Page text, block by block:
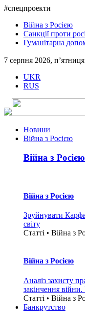
#спецпроекти
Війна з Росією
Санкції проти
Гуманітарна
7 серпня 2026, п’ятниця
UKR
RUS
Новини
Війна з Росією
Війна з Росією
Війна з Росією
Зруйнувати
світу
Статті • Війна з
Війна з Росією
Аналіз захисту
закінчення
Статті • Війна з
Банкрутство